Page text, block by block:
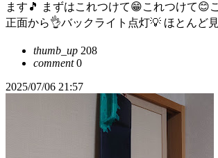
ます🎵 まずはこれつけて😁これつけて😊
正面から👌バックライト点灯💡 ほとんど
thumb_up 208
comment0
2025/07/06 21:57